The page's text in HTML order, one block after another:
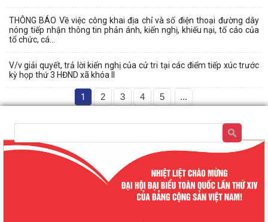
THÔNG BÁO Về việc công khai địa chỉ và số điện thoại đường dây
nóng tiếp nhận thông tin phản ánh, kiến nghị, khiếu nại, tố cáo của
tổ chức, cá...
V/v giải quyết, trả lời kiến nghị của cử tri tại các điểm tiếp xúc trước
kỳ họp thứ 3 HĐND xã khóa II
1 2 3 4 5 ...